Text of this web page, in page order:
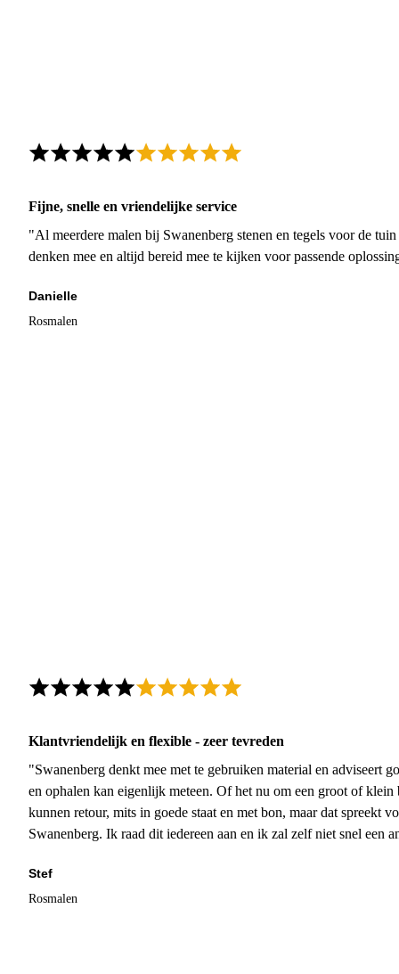
Fijne, snelle en vriendelijke service
"Al meerdere malen bij Swanenberg stenen en tegels voor de
denken mee en altijd bereid mee te kijken voor passende
Danielle
Rosmalen
Klantvriendelijk en flexible - zeer tevreden
"Swanenberg denkt mee met te gebruiken material en adviseert
en ophalen kan eigenlijk meteen. Of het nu om een groot of
kunnen retour, mits in goede staat en met bon, maar dat spreekt
Swanenberg. Ik raad dit iedereen aan en ik zal zelf niet snel een
Stef
Rosmalen